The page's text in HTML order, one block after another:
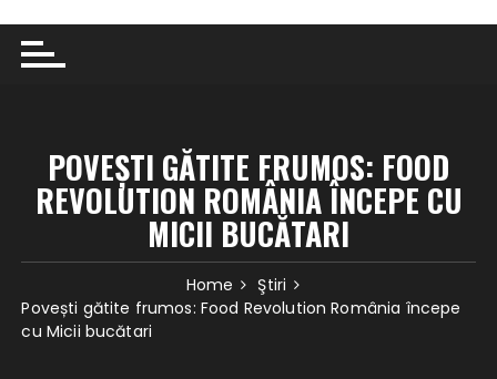
POVEȘTI GĂTITE FRUMOS: FOOD
REVOLUTION ROMÂNIA ÎNCEPE CU
MICII BUCĂTARI
Home
Ştiri
Povești gătite frumos: Food Revolution România începe
cu Micii bucătari